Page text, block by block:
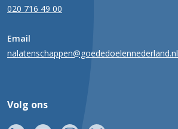
020 716 49 00
Email
nalatenschappen@goededoelennederland.nl
Volg ons